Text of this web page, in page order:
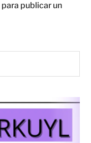
para publicar un